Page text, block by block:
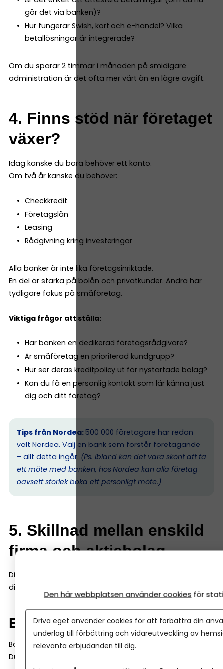
gör det via banken)?
Hur fungerar Swish, kort och e-handel? Vilka
betallösningar är integrerade?
Om du sparar 2 timmar i månaden på smidigare
administration är det ofta mer värt än en lägre avgift.
4. Finns stöd när företaget
växer?
Idag kanske du bara behöver ett konto.
Om två år kanske du behöver:
Checkkredit
Företagslån
Leasing
Rådgivning kring investeringar
Alla banker är inte lika företagsinriktade.
En del är starka på bolån och privatkunder. Andra har
tydligare fokus på småföretag.
Viktiga frågor att ställa:
Har banken en dedikerad företagsrådgivare?
Är småföretag en prioriterad kundgrupp?
Hur ser deras kreditpolicy ut för nystartade bolag?
Kan du få en personlig kontakt som lär känna just
dig och ditt företag?
Tips från Nordea: 500 000 företagare har redan
valt Nordea. Välj en bank som förstår företagande
– allt detta ingår. (Ps. Ibland kan det vara skönt att ta
ett möte med banken, hos Nordea kan alla företag
oavsett storlek boka ett personligt möte.)
5. Skillnad mellan enskild
firma och aktiebolag
Ditt val av företagsform påverkar hur banken bedömer
dig.
Enskild firma
Banken tittar mycket på din privata ekonomi.
Du och företaget är samma juridiska person.
Den här webbplatsen använder cookies för
Driva eget använder cookies för att förbättra din
underlag till förbättring och vidareutveckling av
relevanta erbjudanden till dig.